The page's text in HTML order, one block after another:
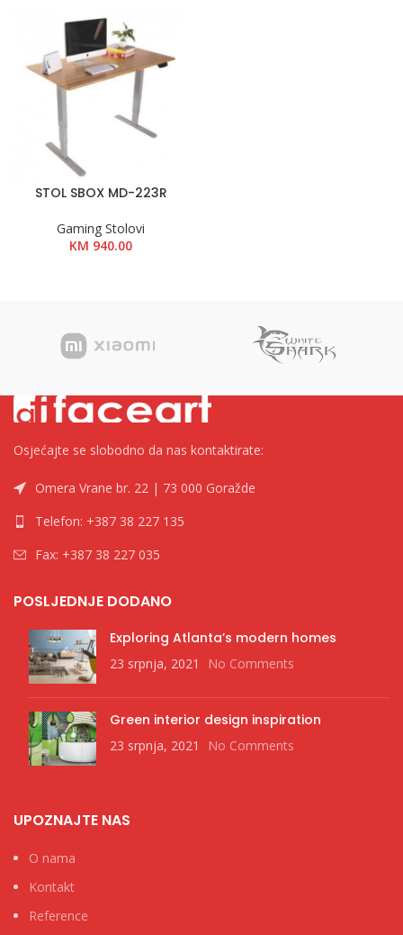
STOL SBOX MD-223R
Gaming Stolovi
KM 940.00
Osjećajte se slobodno da nas kontaktirate:
Omera Vrane br. 22 | 73 000 Goražde
Telefon: +387 38 227 135
Fax: +387 38 227 035
POSLJEDNJE DODANO
Exploring Atlanta’s modern homes
23 srpnja, 2021 No Comments
Green interior design inspiration
23 srpnja, 2021 No Comments
UPOZNAJTE NAS
O nama
Kontakt
Reference